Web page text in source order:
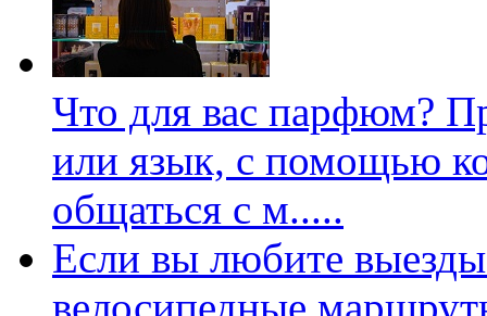
Что для вас парфюм?
или язык, с помощью
общаться с м.....
Если вы любите